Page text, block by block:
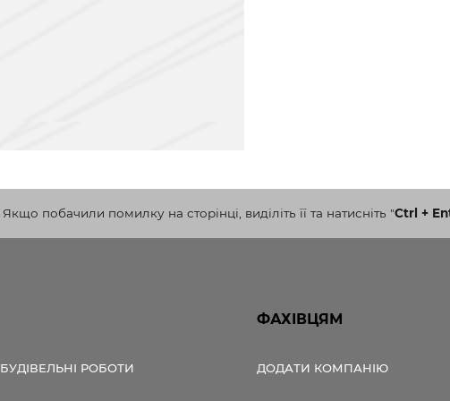
Якщо побачили помилку на сторінці, виділіть її та натисніть "Ctrl +
БУДІВЕЛЬНІ РОБОТИ
ФАХІВЦЯМ
ДОДАТИ КОМПАНІЮ